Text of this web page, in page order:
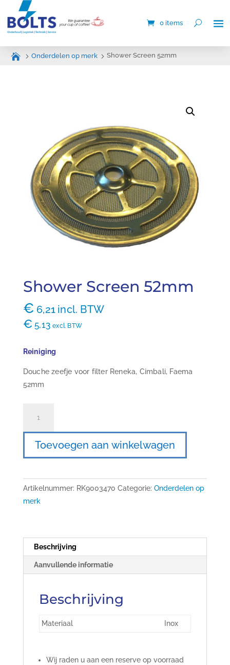
0 items
Onderdelen op merk Shower Screen 52mm
Shower Screen 52mm
€ 6,21 incl. BTW
€ 5,13 excl. BTW
Reiniging
Douche zeefje voor filter Reneka, Cimbali, Faema
52mm
Screen
52mm
aantalToevoegen aan winkelwagen
Artikelnummer: RK9003470 Categorie: Onderdelen op
merk
Beschrijving
Aanvullende informatie
Beschrijving
Materiaal Inox
Wij raden u aan een reserve op voorraad